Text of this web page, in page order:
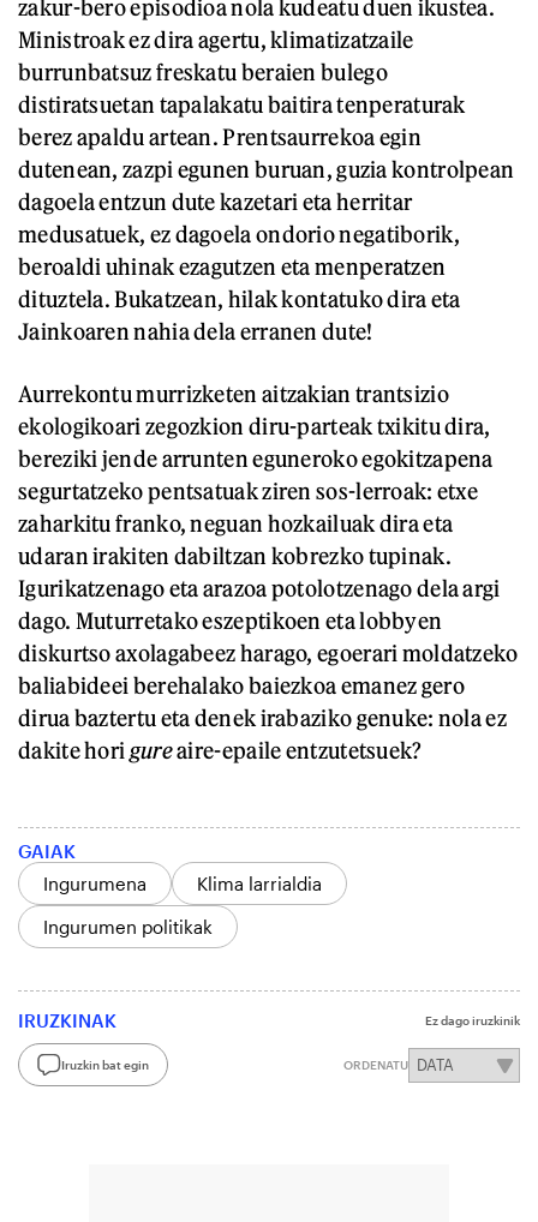
zakur-bero episodioa nola kudeatu duen ikustea.
Ministroak ez dira agertu, klimatizatzaile
burrunbatsuz freskatu beraien bulego
distiratsuetan tapalakatu baitira tenperaturak
berez apaldu artean. Prentsaurrekoa egin
dutenean, zazpi egunen buruan, guzia kontrolpean
dagoela entzun dute kazetari eta herritar
medusatuek, ez dagoela ondorio negatiborik,
beroaldi uhinak ezagutzen eta menperatzen
dituztela. Bukatzean, hilak kontatuko dira eta
Jainkoaren nahia dela erranen dute!
Aurrekontu murrizketen aitzakian trantsizio
ekologikoari zegozkion diru-parteak txikitu dira,
bereziki jende arrunten eguneroko egokitzapena
segurtatzeko pentsatuak ziren sos-lerroak: etxe
zaharkitu franko, neguan hozkailuak dira eta
udaran irakiten dabiltzan kobrezko tupinak.
Igurikatzenago eta arazoa potolotzenago dela argi
dago. Muturretako eszeptikoen eta lobbyen
diskurtso axolagabeez harago, egoerari moldatzeko
baliabideei berehalako baiezkoa emanez gero
dirua baztertu eta denek irabaziko genuke: nola ez
dakite hori gureaire-epaile entzutetsuek?
GAIAK
Ingurumena
Klima larrialdia
Ingurumen politikak
IRUZKINAK Ez dago iruzkinik
Iruzkin bat egin ORDENATU